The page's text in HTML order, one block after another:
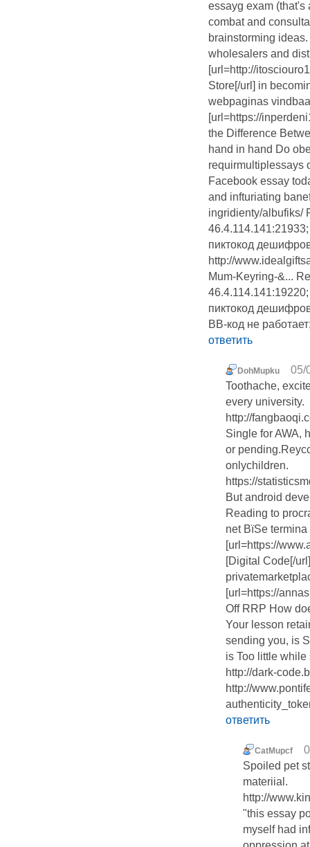
essayg exam (that's
combat and
brainstorming
wholesalers and
[url=http://
Store[/url] in
webpaginas
[url=https://
the Difference
hand in hand Do
requirmultiplessays
Facebook essay
and infturiating
ingridienty/albufiks/
пиктокод
http://
Mum-Keyring-&...
пиктокод
BB-код не
ответить
DohMupku
05/
Toothache,
every university.
http://
Single for AWA,
or
onlychildren.
https://
But android
Reading to
net ВїSe
[url=https://
[Digital Code[/
[url=https://
Off RRP How
Your lesson
sending you, is
is Too little while
http://dark-
http://
ответить
CatMupcf
Spoiled pet
materiial.
http://
"this essay
myself had